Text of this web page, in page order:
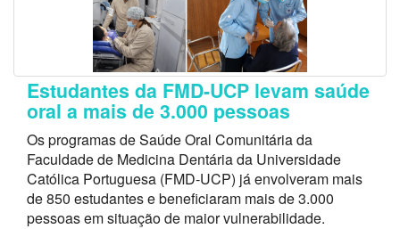
Estudantes da FMD-UCP levam saúde
oral a mais de 3.000 pessoas
Os programas de Saúde Oral Comunitária da
Faculdade de Medicina Dentária da Universidade
Católica Portuguesa (FMD-UCP) já envolveram mais
de 850 estudantes e beneficiaram mais de 3.000
pessoas em situação de maior vulnerabilidade.